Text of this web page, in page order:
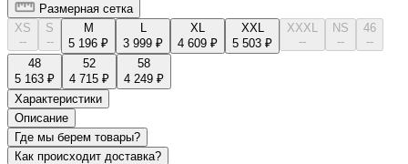
Размерная сетка
XS
--
S
--
M
5 196 ₽
3 999 ₽
XL
4 609 ₽
XXL
5 503 ₽
XXXL
--
NS
--
46
--
48
5 163 ₽
52
4 715 ₽
58
4 249 ₽
Характеристики
Описание
Где мы берем товары?
Как происходит доставка?